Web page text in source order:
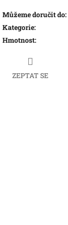
Můžeme doručit do:
Kategorie:
Hmotnost:
ZEPTAT SE